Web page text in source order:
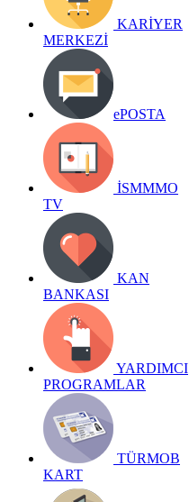
KARİYER
MERKEZİ
ePOSTA
İSMMMO
TV
KAN
BANKASI
YARDIMCI
PROGRAMLAR
TÜRMOB
KART